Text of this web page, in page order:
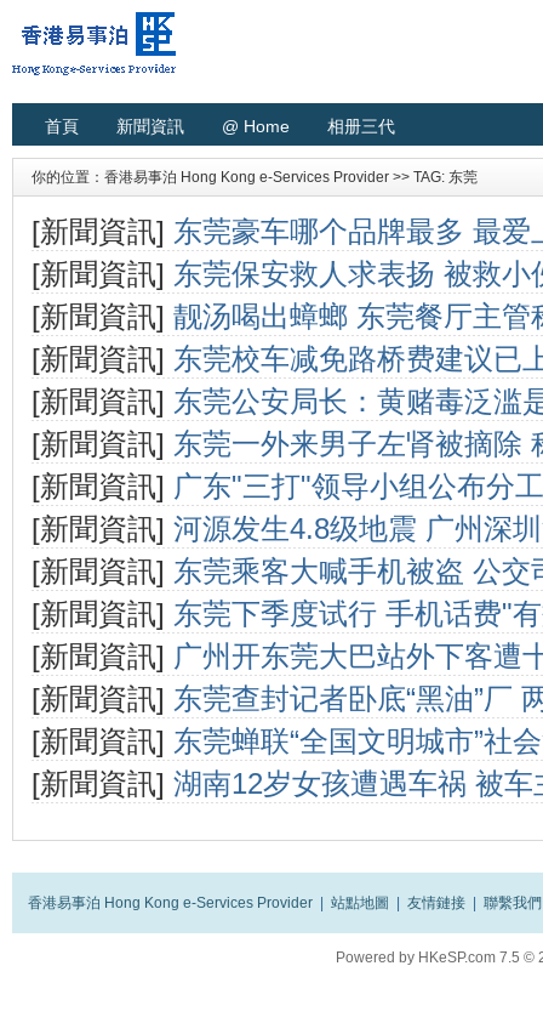
首頁 新聞資訊 @ Home 相册三代
你的位置： 香港易事泊 Hong Kong e-Services Provider >> TAG: 东莞
[新聞資訊] 东莞豪车哪个品牌最多 最爱
[新聞資訊] 东莞保安救人求表扬 被救小
[新聞資訊] 靓汤喝出蟑螂 东莞餐厅主管
[新聞資訊] 东莞校车减免路桥费建议已
[新聞資訊] 东莞公安局长：黄赌毒泛滥
[新聞資訊] 东莞一外来男子左肾被摘除
[新聞資訊] 广东"三打"领导小组公布分
[新聞資訊] 河源发生4.8级地震 广州深
[新聞資訊] 东莞乘客大喊手机被盗 公交
[新聞資訊] 东莞下季度试行 手机话费"
[新聞資訊] 广州开东莞大巴站外下客遭
[新聞資訊] 东莞查封记者卧底“黑油”厂
[新聞資訊] 东莞蝉联“全国文明城市”社
[新聞資訊] 湖南12岁女孩遭遇车祸 被
香港易事泊 Hong Kong e-Services Provider 站點地圖 友情鏈接 聯繫我們
Powered by HKeSP.com 7.5 ©